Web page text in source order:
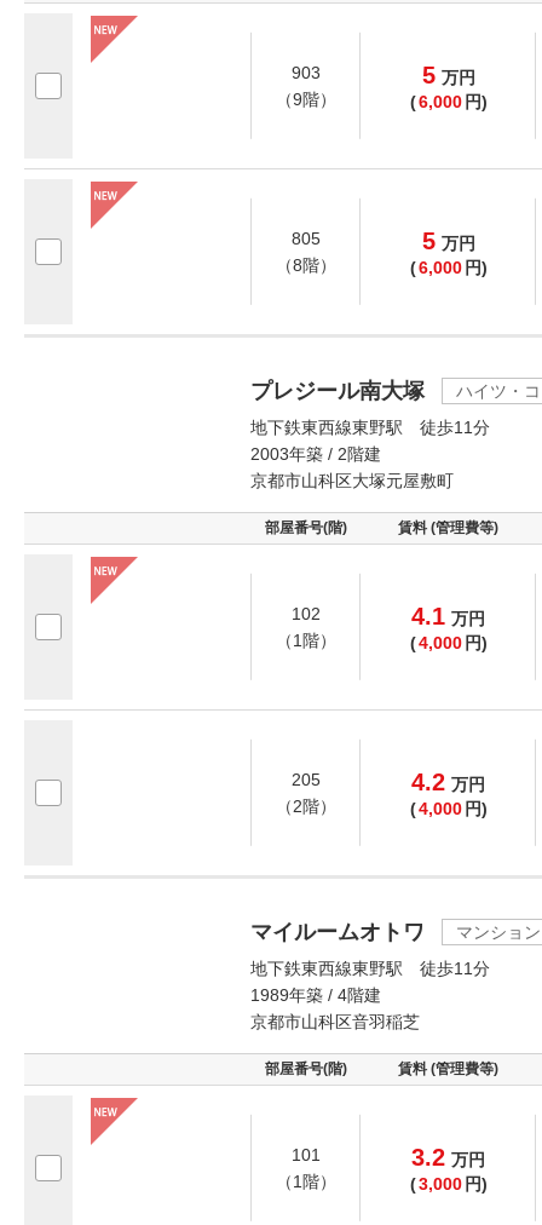
903
（9階）
5 万円
(6,000 円)
805
（8階）
5 万円
(6,000 円)
プレジール南大塚
ハイツ・
地下鉄東西線東野駅 徒歩11分
2003年築 / 2階建
京都市山科区大塚元屋敷町
部屋番号(階) 賃料 (管理費等)
102
（1階）
4.1 万円
(4,000 円)
205
（2階）
4.2 万円
(4,000 円)
マイルームオトワ
マンション
地下鉄東西線東野駅 徒歩11分
1989年築 / 4階建
京都市山科区音羽稲芝
部屋番号(階) 賃料 (管理費等)
101
（1階）
3.2 万円
(3,000 円)